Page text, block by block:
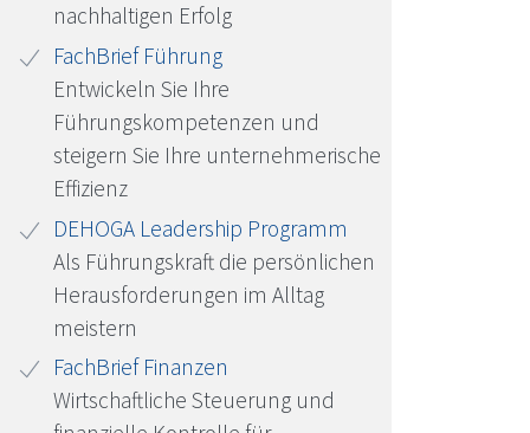
nachhaltigen Erfolg
FachBrief Führung
Entwickeln Sie Ihre
Führungskompetenzen und
steigern Sie Ihre unternehmerische
Effizienz
DEHOGALeadership Programm
Als Führungskraft die persönlichen
Herausforderungen im Alltag
meistern
FachBrief Finanzen
Wirtschaftliche Steuerung und